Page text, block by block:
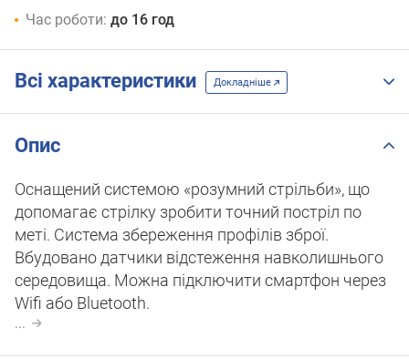
Час роботи: до 16 год
Всі характеристики Докладніше
Опис
Оснащений системою «розумний стрільби», що
допомагає стрілку зробити точний постріл по
меті. Система збереження профілів зброї.
Вбудовано датчики відстеження навколишнього
середовища. Можна підключити смартфон через
Wifi або Bluetooth.
...